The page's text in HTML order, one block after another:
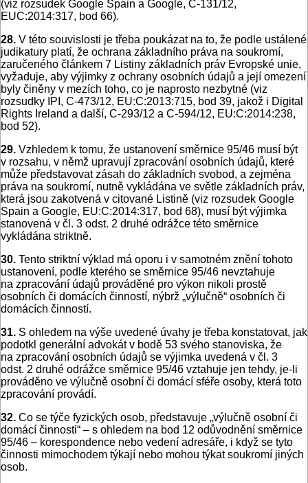
(viz rozsudek Google Spain a Google, C‑131/12,
EUC:2014:317, bod 66).
28. V této souvislosti je třeba poukázat na to, že podle ustálené
judikatury platí, že ochrana základního práva na soukromí,
zaručeného článkem 7 Listiny základních práv Evropské unie,
vyžaduje, aby výjimky z ochrany osobních údajů a její omezení
byly činěny v mezích toho, co je naprosto nezbytné (viz
rozsudky IPI, C‑473/12, EU:C:2013:715, bod 39, jakož i Digital
Rights Ireland a další, C‑293/12 a C‑594/12, EU:C:2014:238,
bod 52).
29. Vzhledem k tomu, že ustanovení směrnice 95/46 musí být
v rozsahu, v němž upravují zpracování osobních údajů, které
může představovat zásah do základních svobod, a zejména
práva na soukromí, nutně vykládána ve světle základních práv,
která jsou zakotvená v citované Listině (viz rozsudek Google
Spain a Google, EU:C:2014:317, bod 68), musí být výjimka
stanovená v čl. 3 odst. 2 druhé odrážce této směrnice
vykládána striktně.
30. Tento striktní výklad má oporu i v samotném znění tohoto
ustanovení, podle kterého se směrnice 95/46 nevztahuje
na zpracování údajů prováděné pro výkon nikoli prostě
osobních či domácích činností, nýbrž „výlučně“ osobních či
domácích činností.
31. S ohledem na výše uvedené úvahy je třeba konstatovat, jak
podotkl generální advokát v bodě 53 svého stanoviska, že
na zpracování osobních údajů se výjimka uvedená v čl. 3
odst. 2 druhé odrážce směrnice 95/46 vztahuje jen tehdy, je-li
prováděno ve výlučně osobní či domácí sféře osoby, která toto
zpracování provádí.
32. Co se týče fyzických osob, představuje „výlučně osobní či
domácí činnosti“ – s ohledem na bod 12 odůvodnění směrnice
95/46 – korespondence nebo vedení adresáře, i když se tyto
činnosti mimochodem týkají nebo mohou týkat soukromí jiných
osob.